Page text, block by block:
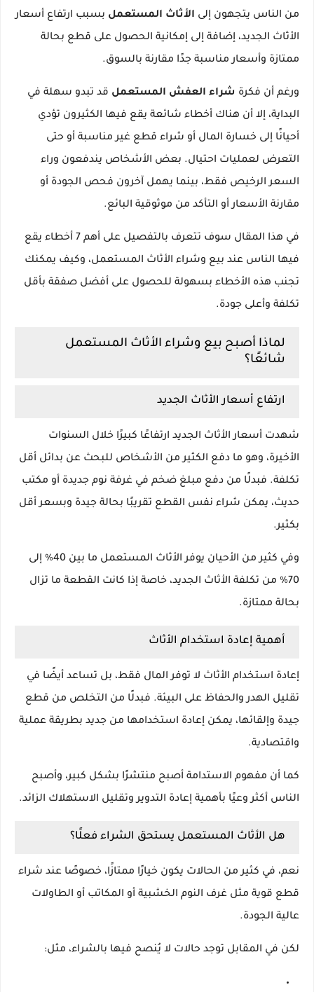
من الناس يتجهون إلى الأثاث المستعمل بسبب ارتفاع أسعار
الأثاث الجديد، إضافة إلى إمكانية الحصول على قطع بحالة
ممتازة وأسعار مناسبة جدًا مقارنة بالسوق.
ورغم أن فكرة شراء العفش المستعمل قد تبدو سهلة في
البداية، إلا أن هناك أخطاء شائعة يقع فيها الكثيرون تؤدي
أحيانًا إلى خسارة المال أو شراء قطع غير مناسبة أو حتى
التعرض لعمليات احتيال. بعض الأشخاص يندفعون وراء
السعر الرخيص فقط، بينما يهمل آخرون فحص الجودة أو
مقارنة الأسعار أو التأكد من موثوقية البائع.
في هذا المقال سوف تتعرف بالتفصيل على أهم 7 أخطاء يقع
فيها الناس عند بيع وشراء الأثاث المستعمل، وكيف يمكنك
تجنب هذه الأخطاء بسهولة للحصول على أفضل صفقة بأقل
تكلفة وأعلى جودة.
لماذا أصبح بيع وشراء الأثاث المستعمل
شائعًا؟
ارتفاع أسعار الأثاث الجديد
شهدت أسعار الأثاث الجديد ارتفاعًا كبيرًا خلال السنوات
الأخيرة، وهو ما دفع الكثير من الأشخاص للبحث عن بدائل أقل
تكلفة. فبدلًا من دفع مبلغ ضخم في غرفة نوم جديدة أو مكتب
حديث، يمكن شراء نفس القطع تقريبًا بحالة جيدة وبسعر أقل
بكثير.
وفي كثير من الأحيان يوفر الأثاث المستعمل ما بين 40% إلى
70% من تكلفة الأثاث الجديد، خاصة إذا كانت القطعة ما تزال
بحالة ممتازة.
أهمية إعادة استخدام الأثاث
إعادة استخدام الأثاث لا توفر المال فقط، بل تساعد أيضًا في
تقليل الهدر والحفاظ على البيئة. فبدلًا من التخلص من قطع
جيدة وإلقائها، يمكن إعادة استخدامها من جديد بطريقة عملية
واقتصادية.
كما أن مفهوم الاستدامة أصبح منتشرًا بشكل كبير، وأصبح
الناس أكثر وعيًا بأهمية إعادة التدوير وتقليل الاستهلاك الزائد.
هل الأثاث المستعمل يستحق الشراء فعلًا؟
نعم، في كثير من الحالات يكون خيارًا ممتازًا، خصوصًا عند شراء
قطع قوية مثل غرف النوم الخشبية أو المكاتب أو الطاولات
عالية الجودة.
لكن في المقابل توجد حالات لا يُنصح فيها بالشراء، مثل: